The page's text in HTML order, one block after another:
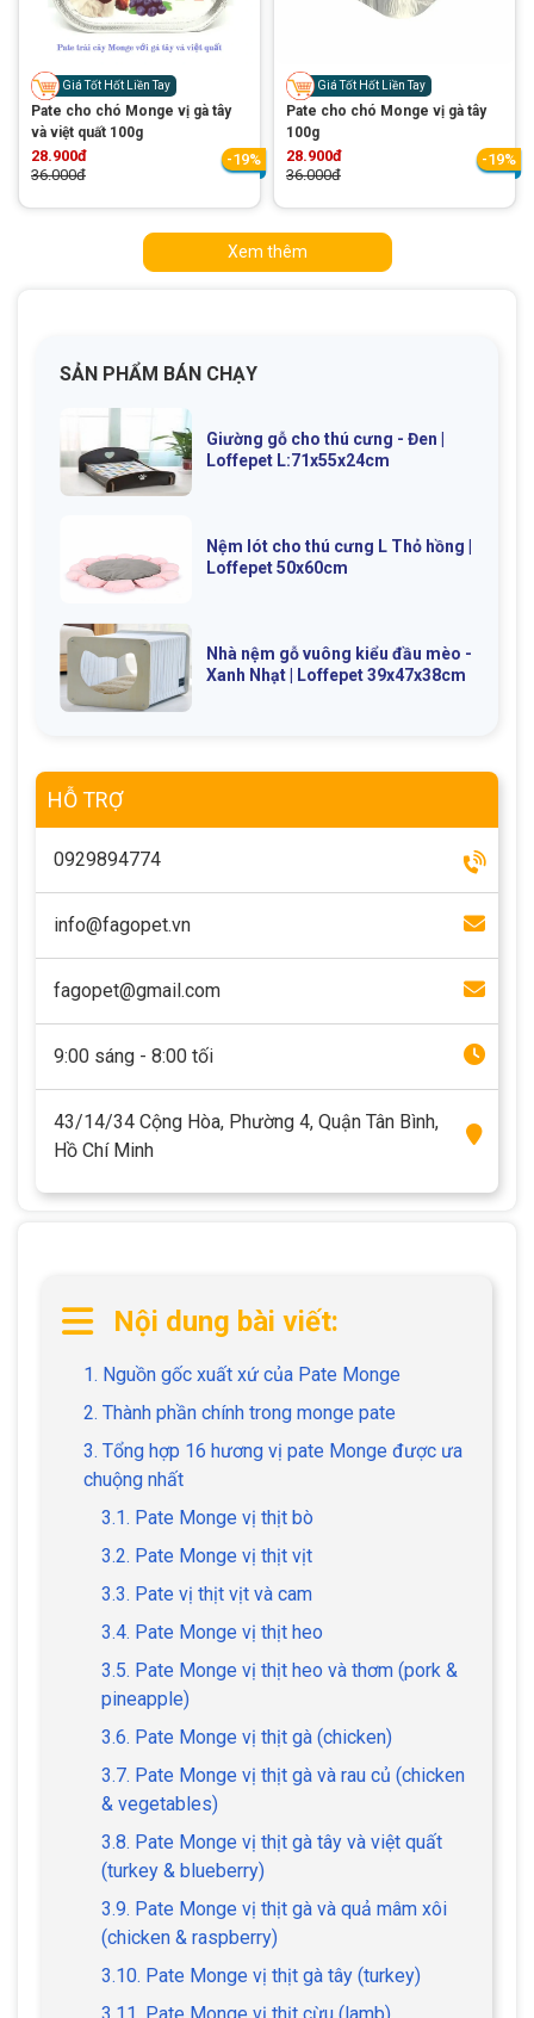
Giá Tốt Hốt Liền Tay
Pate cho chó Monge vị gà tây
và việt quất 100g
28.900đ
36.000đ
-19%
Giá Tốt Hốt Liền Tay
Pate cho chó Monge vị gà tây
100g
28.900đ
36.000đ
-19%
Xem thêm
Nội dung bài viết:
1. Nguồn gốc xuất xứ của Pate Monge
2. Thành phần chính trong monge pate
3. Tổng hợp 16 hương vị pate Monge được ưa
chuộng nhất
3.1. Pate Monge vị thịt bò
3.2. Pate Monge vị thịt vịt
3.3. Pate vị thịt vịt và cam
3.4. Pate Monge vị thịt heo
3.5. Pate Monge vị thịt heo và thơm (pork &
pineapple)
3.6. Pate Monge vị thịt gà (chicken)
3.7. Pate Monge vị thịt gà và rau củ (chicken
& vegetables)
3.8. Pate Monge vị thịt gà tây và việt quất
(turkey & blueberry)
3.9. Pate Monge vị thịt gà và quả mâm xôi
(chicken & raspberry)
3.10. Pate Monge vị thịt gà tây (turkey)
SẢN PHẨM BÁN CHẠY
Giường gỗ cho thú cưng - Đen |
Loffepet L:71x55x24cm
Nệm lót cho thú cưng L Thỏ hồng |
Loffepet 50x60cm
Nhà nệm gỗ vuông kiểu đầu mèo -
Xanh Nhạt | Loffepet 39x47x38cm
HỖ TRỢ
0929894774
info@fagopet.vn
fagopet@gmail.com
9:00 sáng - 8:00 tối
43/14/34 Cộng Hòa, Phường 4, Quận Tân Bình,
Hồ Chí Minh